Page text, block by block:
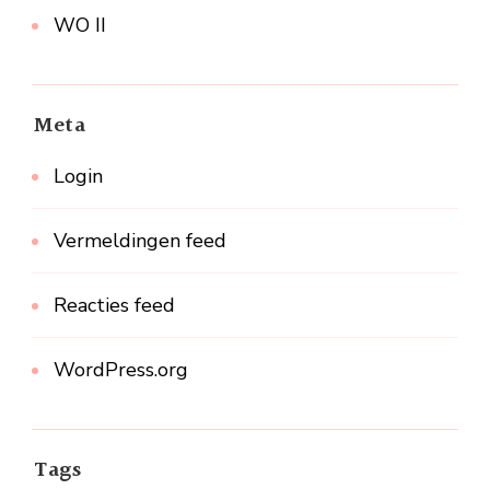
WO II
Meta
Login
Vermeldingen feed
Reacties feed
WordPress.org
Tags